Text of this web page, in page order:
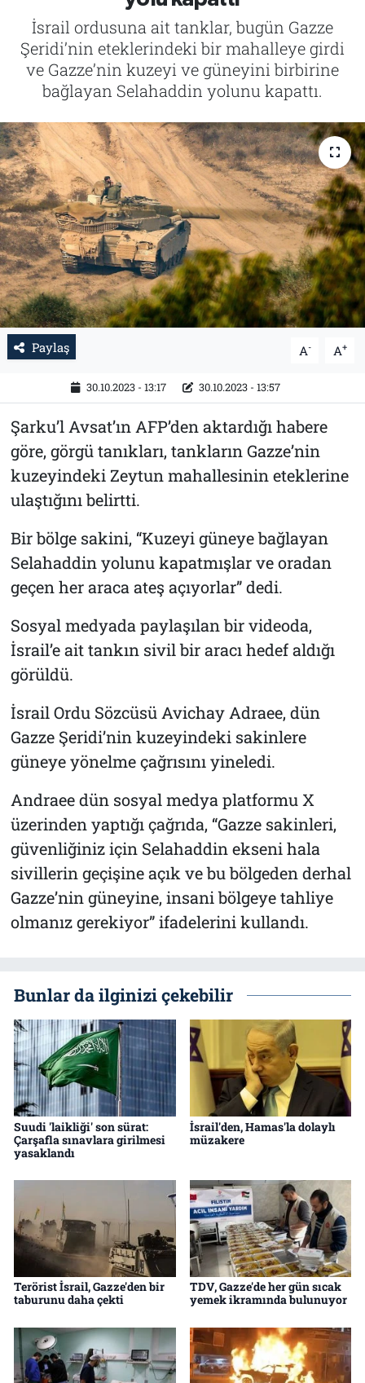
İsrail ordusuna ait tanklar, bugün Gazze
Şeridi’nin eteklerindeki bir mahalleye girdi
ve Gazze’nin kuzeyi ve güneyini birbirine
bağlayan Selahaddin yolunu kapattı.
Paylaş A- A+
30.10.2023 - 13:17 30.10.2023 - 13:57
Şarku’l Avsat’ın AFP’den aktardığı habere
göre, görgü tanıkları, tankların Gazze’nin
kuzeyindeki Zeytun mahallesinin eteklerine
ulaştığını belirtti.
Bir bölge sakini, “Kuzeyi güneye bağlayan
Selahaddin yolunu kapatmışlar ve oradan
geçen her araca ateş açıyorlar” dedi.
Sosyal medyada paylaşılan bir videoda,
İsrail’e ait tankın sivil bir aracı hedef aldığı
görüldü.
İsrail Ordu Sözcüsü Avichay Adraee, dün
Gazze Şeridi’nin kuzeyindeki sakinlere
güneye yönelme çağrısını yineledi.
Andraee dün sosyal medya platformu X
üzerinden yaptığı çağrıda, “Gazze sakinleri,
güvenliğiniz için Selahaddin ekseni hala
sivillerin geçişine açık ve bu bölgeden derhal
Gazze’nin güneyine, insani bölgeye tahliye
olmanız gerekiyor” ifadelerini kullandı.
Bunlar da ilginizi çekebilir
Suudi 'laikliği' son sürat:
Çarşafla sınavlara girilmesi
yasaklandı
İsrail'den, Hamas'la dolaylı
müzakere
Terörist İsrail, Gazze'den bir
taburunu daha çekti
TDV, Gazze'de her gün sıcak
yemek ikramında bulunuyor
Tarih
İletişim
Künye